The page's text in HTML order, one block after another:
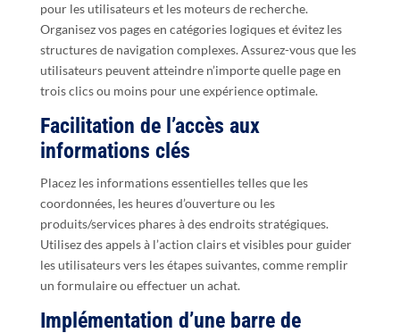
pour les utilisateurs et les moteurs de recherche.
Organisez vos pages en catégories logiques et évitez les
structures de navigation complexes. Assurez-vous que les
utilisateurs peuvent atteindre n’importe quelle page en
trois clics ou moins pour une expérience optimale.
Facilitation de l’accès aux
informations clés
Placez les informations essentielles telles que les
coordonnées, les heures d’ouverture ou les
produits/services phares à des endroits stratégiques.
Utilisez des appels à l’action clairs et visibles pour guider
les utilisateurs vers les étapes suivantes, comme remplir
un formulaire ou effectuer un achat.
Implémentation d’une barre de